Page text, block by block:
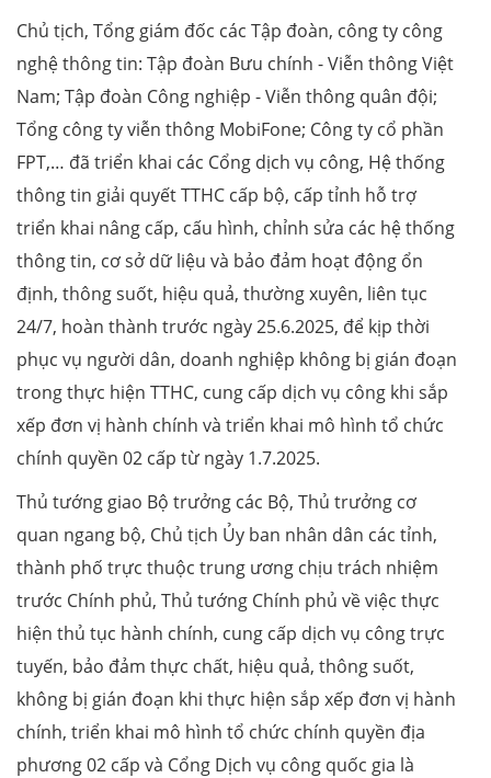
Chủ tịch, Tổng giám đốc các Tập đoàn, công ty công
nghệ thông tin: Tập đoàn Bưu chính - Viễn thông Việt
Nam; Tập đoàn Công nghiệp - Viễn thông quân đội;
Tổng công ty viễn thông MobiFone; Công ty cổ phần
FPT,… đã triển khai các Cổng dịch vụ công, Hệ thống
thông tin giải quyết TTHC cấp bộ, cấp tỉnh hỗ trợ
triển khai nâng cấp, cấu hình, chỉnh sửa các hệ thống
thông tin, cơ sở dữ liệu và bảo đảm hoạt động ổn
định, thông suốt, hiệu quả, thường xuyên, liên tục
24/7, hoàn thành trước ngày 25.6.2025, để kịp thời
phục vụ người dân, doanh nghiệp không bị gián đoạn
trong thực hiện TTHC, cung cấp dịch vụ công khi sắp
xếp đơn vị hành chính và triển khai mô hình tổ chức
chính quyền 02 cấp từ ngày 1.7.2025.
Thủ tướng giao Bộ trưởng các Bộ, Thủ trưởng cơ
quan ngang bộ, Chủ tịch Ủy ban nhân dân các tỉnh,
thành phố trực thuộc trung ương chịu trách nhiệm
trước Chính phủ, Thủ tướng Chính phủ về việc thực
hiện thủ tục hành chính, cung cấp dịch vụ công trực
tuyến, bảo đảm thực chất, hiệu quả, thông suốt,
không bị gián đoạn khi thực hiện sắp xếp đơn vị hành
chính, triển khai mô hình tổ chức chính quyền địa
phương 02 cấp và Cổng Dịch vụ công quốc gia là